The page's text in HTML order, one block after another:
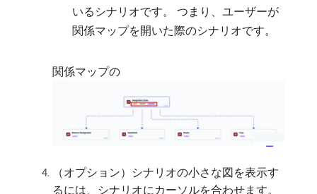
いるシナリオです。 つまり、ユーザーが
関係マップを開いた際のシナリオです。
関係マップの
（オプション）シナリオの小さな図を表示す
るには、シナリオにカーソルを合わせます。